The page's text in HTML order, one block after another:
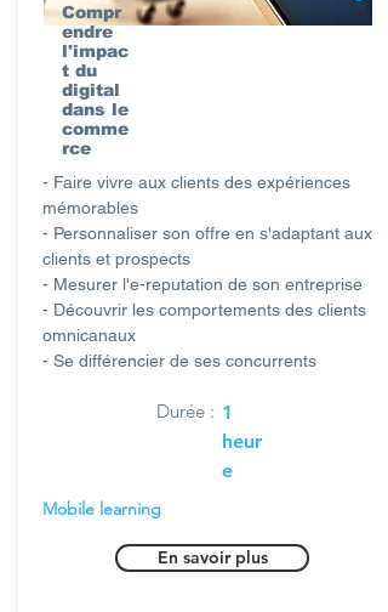
Compr
endre
l'impac
t du
digital
dans le
comme
rce
- Faire vivre aux clients des expériences
mémorables
- Personnaliser son offre en s'adaptant aux
clients et prospects
- Mesurer l'e-reputation de son entreprise
- Découvrir les comportements des clients
omnicanaux
- Se différencier de ses concurrents
Durée : 1
heur
e
Mobile learning
En savoir plus